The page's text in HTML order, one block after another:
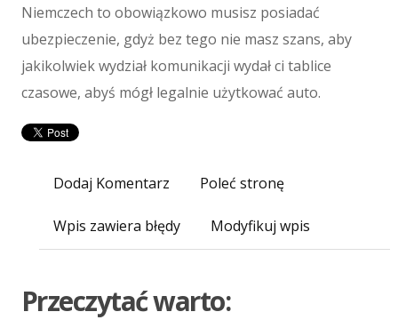
Spedycja
Transport
Części Samochodowe
Wynajem
Agencje Reklamowe
Materiały Reklamowe
Inne Agencje
Imprezy Integracyjne
Niemczech to obowiązkowo musisz posiadać
ubezpieczenie, gdyż bez tego nie masz szans, aby
jakikolwiek wydział komunikacji wydał ci tablice
czasowe, abyś mógł legalnie użytkować auto.
Dodaj Komentarz Poleć stronę
Wpis zawiera błędy Modyfikuj wpis
Przeczytać warto: